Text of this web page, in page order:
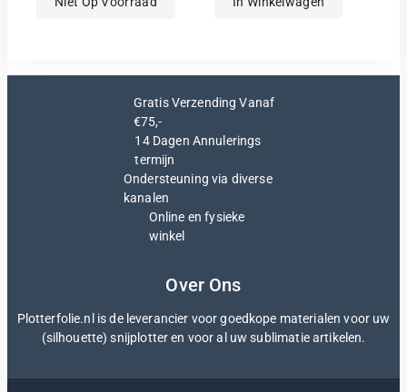
Gratis Verzending Vanaf
€75,-
14 Dagen Annulerings
termijn
Ondersteuning via diverse
kanalen
Online en fysieke
winkel
Over Ons
Plotterfolie.nl is de leverancier voor goedkope materialen voor uw
(silhouette) snijplotter en voor al uw sublimatie artikelen.